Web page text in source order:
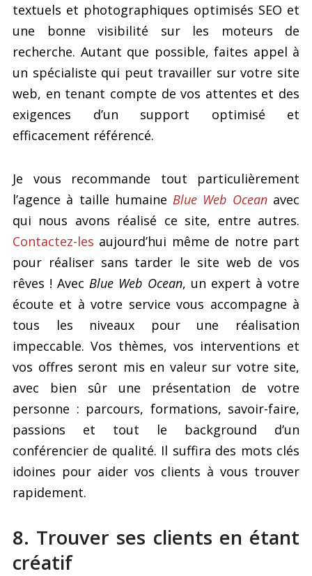
textuels et photographiques optimisés SEO et
une bonne visibilité sur les moteurs de
recherche. Autant que possible, faites appel à
un spécialiste qui peut travailler sur votre site
web, en tenant compte de vos attentes et des
exigences d’un support optimisé et
efficacement référencé.
Je vous recommande tout particulièrement
l’agence à taille humaine Blue Web Oceanavec
qui nous avons réalisé ce site, entre autres.
Contactez-les aujourd’hui même de notre part
pour réaliser sans tarder le site web de vos
rêves ! Avec Blue Web Ocean, un expert à votre
écoute et à votre service vous accompagne à
tous les niveaux pour une réalisation
impeccable. Vos thèmes, vos interventions et
vos offres seront mis en valeur sur votre site,
avec bien sûr une présentation de votre
personne : parcours, formations, savoir-faire,
passions et tout le background d’un
conférencier de qualité. Il suffira des mots clés
idoines pour aider vos clients à vous trouver
rapidement.
8. Trouver ses clients en étant
créatif